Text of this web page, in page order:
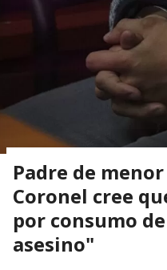
Padre de
Coronel cree
por consumo
asesino"